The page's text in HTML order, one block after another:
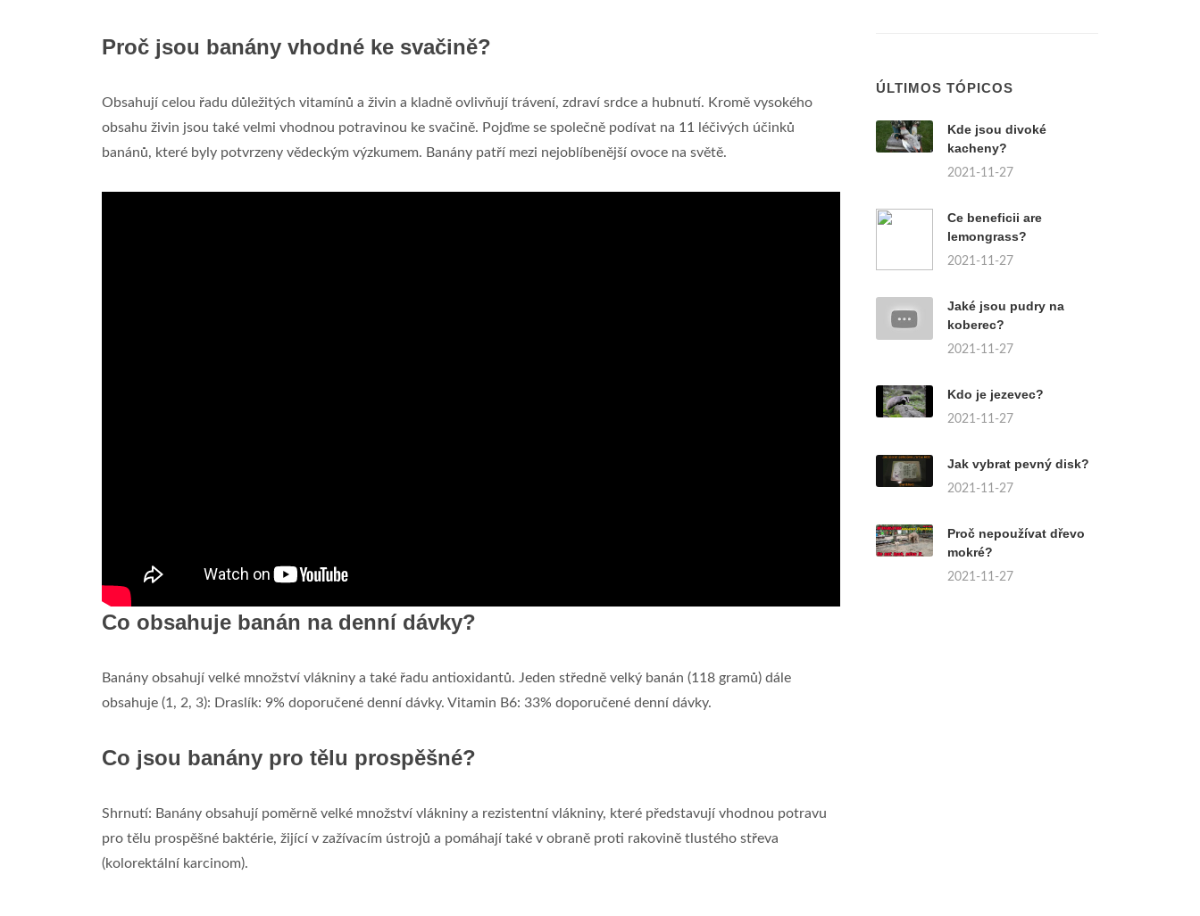
Proč jsou banány vhodné ke svačině?
Obsahují celou řadu důležitých vitamínů a živin a kladně ovlivňují trávení, zdraví srdce a hubnutí. Kromě vysokého
obsahu živin jsou také velmi vhodnou potravinou ke svačině. Pojďme se společně podívat na 11 léčivých účinků
banánů, které byly potvrzeny vědeckým výzkumem. Banány patří mezi nejoblíbenější ovoce na světě.
Co obsahuje banán na denní dávky?
Banány obsahují velké množství vlákniny a také řadu antioxidantů. Jeden středně velký banán (118 gramů) dále
obsahuje (1, 2, 3): Draslík: 9% doporučené denní dávky. Vitamin B6: 33% doporučené denní dávky.
Co jsou banány pro tělu prospěšné?
Shrnutí: Banány obsahují poměrně velké množství vlákniny a rezistentní vlákniny, které představují vhodnou potravu
pro tělu prospěšné baktérie, žijící v zažívacím ústrojů a pomáhají také v obraně proti rakovině tlustého střeva
(kolorektální karcinom).
ÚLTIMOS TÓPICOS
Kde jsou divoké
kacheny?
2021-11-27
Ce beneficii are
lemongrass?
2021-11-27
Jaké jsou pudry na
koberec?
2021-11-27
Kdo je jezevec?
2021-11-27
Jak vybrat pevný disk?
2021-11-27
Proč nepoužívat dřevo
mokré?
2021-11-27